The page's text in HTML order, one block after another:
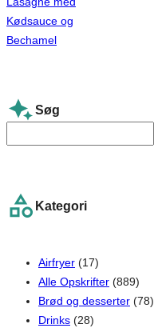
Søg
e
c
Kategori
Airfryer (17)
Alle Opskrifter (889)
Brød og desserter (78)
Drinks (28)